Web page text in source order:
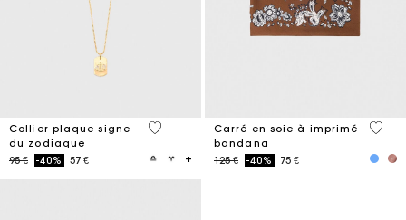
Collier plaque signe
du zodiaque
Price reduced from
95 €to-40% 57 €
3,2 out of 5 Customer Rating
Carré en soie à imprimé
bandana
Price reduced from
125 €to-40% 75 €
3,7